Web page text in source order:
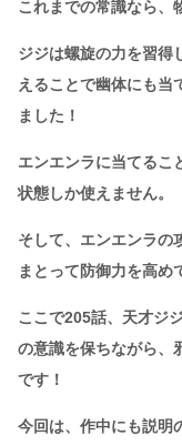
これまでの常識なら、
ジジは螺旋の力を習得
えることで幽体にも当
ました！
エンエンラに当てるこ
状態しか使えません。
そして、エンエンラの
まとって防御力を高め
ここで205話、天才ジ
の意識を保ちながら、
です！
今回は、作中にも説明